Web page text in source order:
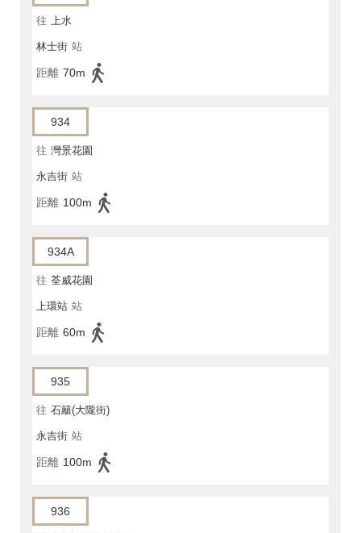
往 上水
林士街 站
距離 70m
934
往 灣景花園
永吉街 站
距離 100m
934A
往 荃威花園
上環站 站
距離 60m
935
往 石籬(大隴街)
永吉街 站
距離 100m
936